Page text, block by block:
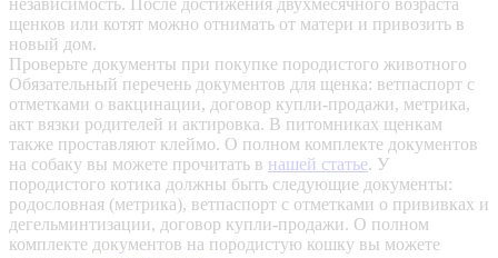
независимость. После достижения двухмесячного возраста
щенков или котят можно отнимать от матери и привозить в
новый дом.
Проверьте документы при покупке породистого животного
Обязательный перечень документов для щенка: ветпаспорт с
отметками о вакцинации, договор купли-продажи, метрика,
акт вязки родителей и актировка. В питомниках щенкам
также проставляют клеймо. О полном комплекте документов
на собаку вы можете прочитать в нашей статье. У
породистого котика должны быть следующие документы:
родословная (метрика), ветпаспорт с отметками о прививках и
дегельминтизации, договор купли-продажи. О полном
комплекте документов на породистую кошку вы можете